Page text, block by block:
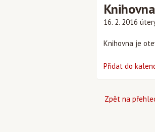
16. 2. 2016
Knihovna je
Přidat do
Zpět na